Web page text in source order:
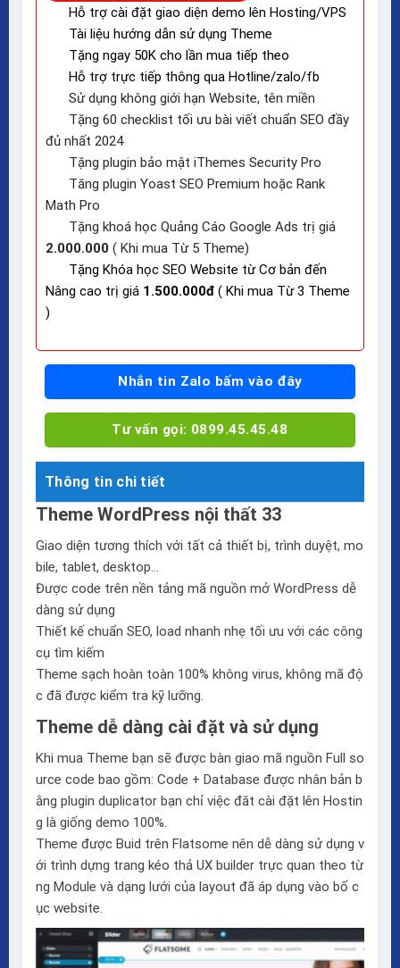
Hỗ trợ cài đặt giao diện demo lên Hosting/VPS
Tài liệu hướng dẫn sử dụng Theme
Tặng ngay 50K cho lần mua tiếp theo
Hỗ trợ trực tiếp thông qua Hotline/zalo/fb
Sử dụng không giới hạn Website, tên miền
Tặng 60 checklist tối ưu bài viết chuẩn SEO đầy
đủ nhất 2024
Tặng plugin bảo mật iThemes Security Pro
Tăng plugin Yoast SEO Premium hoặc Rank
Math Pro
Tặng khoá học Quảng Cáo Google Ads trị giá
2.000.000 ( Khi mua Từ 5 Theme)
Tặng Khóa học SEO Website từ Cơ bản đến
Nâng cao trị giá 1.500.000đ ( Khi mua Từ 3 Theme
)
Nhắn tin Zalo bấm vào đây
Tư vấn gọi: 0899.45.45.48
Thông tin chi tiết
Theme WordPress nội thất 33
Giao diện tương thích với tất cả thiết bị, trình duyệt, mo
bile, tablet, desktop…
Được code trên nền tảng mã nguồn mở WordPress dễ
dàng sử dụng
Thiết kế chuẩn SEO, load nhanh nhẹ tối ưu với các công
cụ tìm kiếm
Theme sạch hoàn toàn 100% không virus, không mã độ
c đã được kiểm tra kỹ lưỡng.
Theme dễ dàng cài đặt và sử dụng
Khi mua Theme bạn sẽ được bàn giao mã nguồn Full so
urce code bao gồm: Code + Database được nhân bản b
ằng plugin duplicator bạn chỉ việc đăt cài đặt lên Hostin
g là giống demo 100%.
Theme được Buid trên Flatsome nên dễ dàng sử dụng v
ới trình dựng trang kéo thả UX builder trực quan theo từ
ng Module và dạng lưới của layout đã áp dụng vào bố c
ục website.